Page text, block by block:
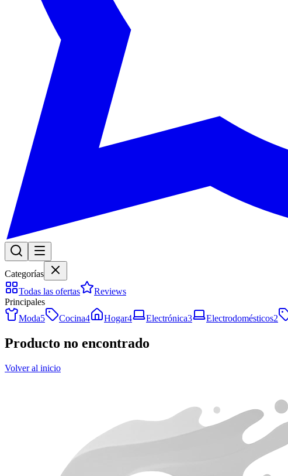
Categorías
Todas las ofertas
Reviews
Principales
Moda5 Cocina4 Hogar4 Electrónica3 Electrodomésticos2
Producto no encontrado
Volver al inicio